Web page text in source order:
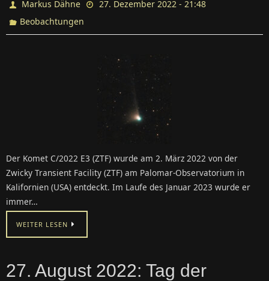
Markus Dähne
27. Dezember 2022 - 21:48
Beobachtungen
Der Komet C/2022 E3 (ZTF) wurde am 2. März 2022 von der
Zwicky Transient Facility (ZTF) am Palomar-Observatorium in
Kalifornien (USA) entdeckt. Im Laufe des Januar 2023 wurde er
immer…
WEITER LESEN
27. August 2022: Tag der